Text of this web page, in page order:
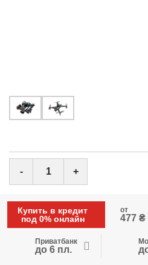
- +
Купить в кредит
под 0% онлайн
от
477 ₴
Приватбанк
до 6 пл.